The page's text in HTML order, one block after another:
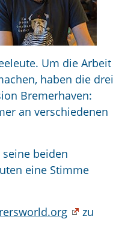
Um die Arbeit
haben die drei
Bremerhaven:
an verschiedenen
seine beiden
eine Stimme
zu